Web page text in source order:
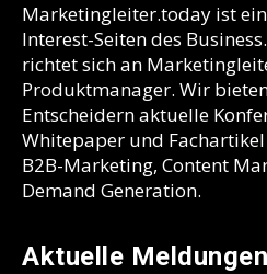
Marketingleiter.today ist
Interest-Seiten des
richtet sich an
Produktmanager. Wir
Entscheidern aktuelle
Whitepaper und
B2B-Marketing, Content
Demand Generation.
Aktuelle Meldungen